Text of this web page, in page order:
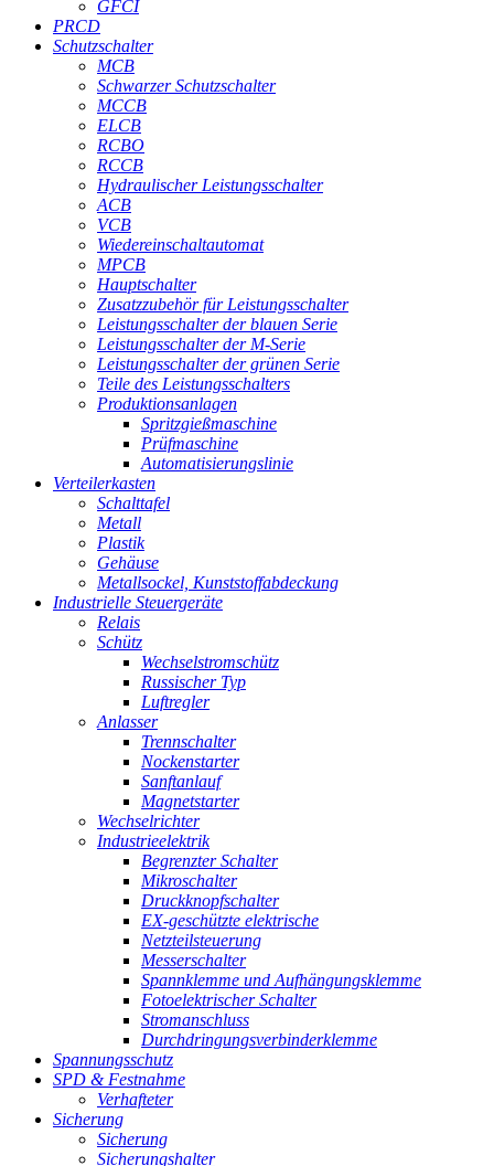
GFCI
PRCD
Schutzschalter
MCB
Schwarzer Schutzschalter
MCCB
ELCB
RCBO
RCCB
Hydraulischer Leistungsschalter
ACB
VCB
Wiedereinschaltautomat
MPCB
Hauptschalter
Zusatzzubehör für Leistungsschalter
Leistungsschalter der blauen Serie
Leistungsschalter der M-Serie
Leistungsschalter der grünen Serie
Teile des Leistungsschalters
Produktionsanlagen
Spritzgießmaschine
Prüfmaschine
Automatisierungslinie
Verteilerkasten
Schalttafel
Metall
Plastik
Gehäuse
Metallsockel, Kunststoffabdeckung
Industrielle Steuergeräte
Relais
Schütz
Wechselstromschütz
Russischer Typ
Luftregler
Anlasser
Trennschalter
Nockenstarter
Sanftanlauf
Magnetstarter
Wechselrichter
Industrieelektrik
Begrenzter Schalter
Mikroschalter
Druckknopfschalter
EX-geschützte elektrische
Netzteilsteuerung
Messerschalter
Spannklemme und Aufhängungsklemme
Fotoelektrischer Schalter
Stromanschluss
Durchdringungsverbinderklemme
Spannungsschutz
SPD & Festnahme
Verhafteter
Sicherung
Sicherung
Sicherungshalter